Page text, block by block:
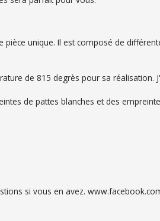
unique. Il est composé de
de 815 degrès pour sa réalisation.
de pattes blanches et des
si vous en avez.